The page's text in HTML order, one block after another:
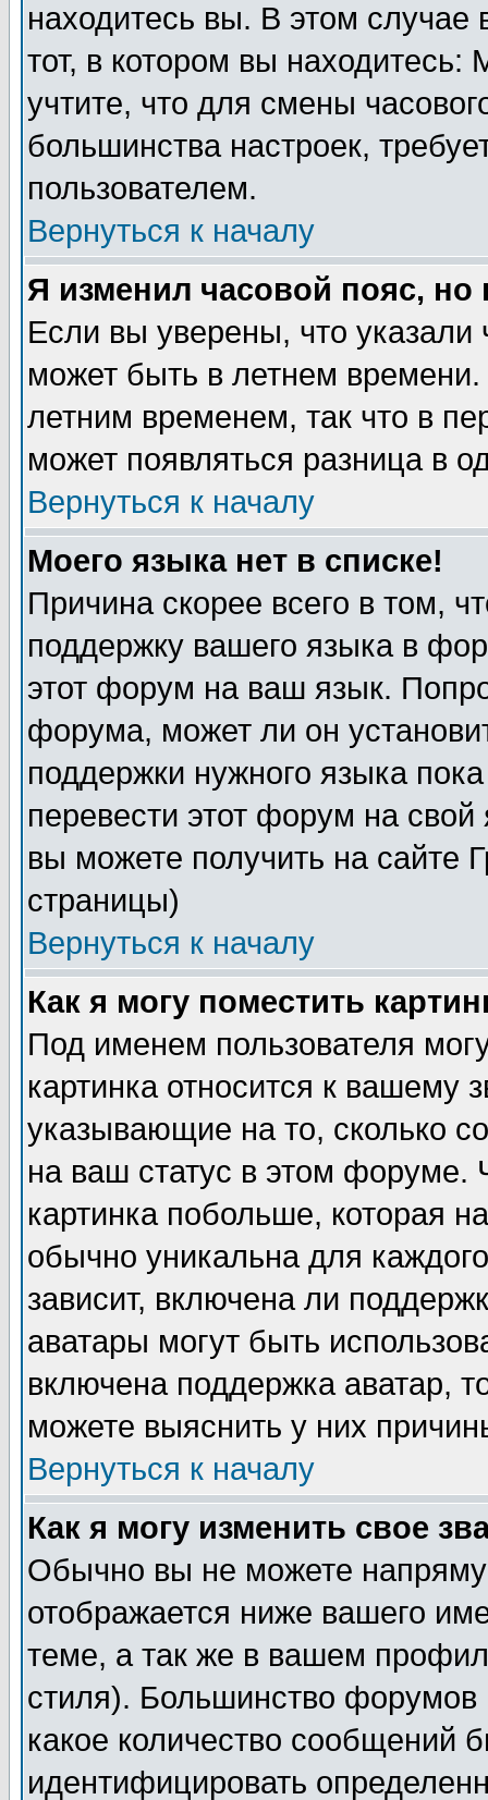
находитесь вы. В этом
тот, в котором вы
учтите, что для смены
большинства настроек,
пользователем.
Вернуться к началу
Я изменил часовой пояс,
Если вы уверены, что указали
может быть в летнем
летним временем, так что в
может появляться разница в
Вернуться к началу
Моего языка нет в списке!
Причина скорее всего в том,
поддержку вашего языка в
этот форум на ваш язык.
форума, может ли он
поддержки нужного языка
перевести этот форум на
вы можете получить на сайте
страницы)
Вернуться к началу
Как я могу поместить
Под именем пользователя
картинка относится к вашему
указывающие на то, сколько
на ваш статус в этом форуме.
картинка побольше, которая
обычно уникальна для
зависит, включена ли
аватары могут быть
включена поддержка аватар,
можете выяснить у них
Вернуться к началу
Как я могу изменить свое
Обычно вы не можете
отображается ниже вашего
теме, а так же в вашем
стиля). Большинство форумов
какое количество сообщений
идентифицировать